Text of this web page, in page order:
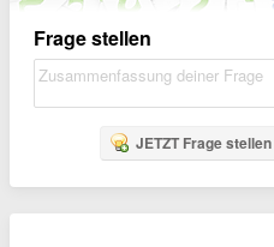
Frage stellen
JETZT Frage stellen